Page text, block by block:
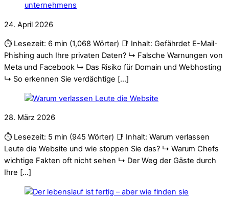
24. April 2026
⏱️ Lesezeit: 6 min (1,068 Wörter) 📑 Inhalt: Gefährdet E-Mail-
Phishing auch Ihre privaten Daten? ↳ Falsche Warnungen von
Meta und Facebook ↳ Das Risiko für Domain und Webhosting
↳ So erkennen Sie verdächtige […]
28. März 2026
⏱️ Lesezeit: 5 min (945 Wörter) 📑 Inhalt: Warum verlassen
Leute die Website und wie stoppen Sie das? ↳ Warum Chefs
wichtige Fakten oft nicht sehen ↳ Der Weg der Gäste durch
Ihre […]